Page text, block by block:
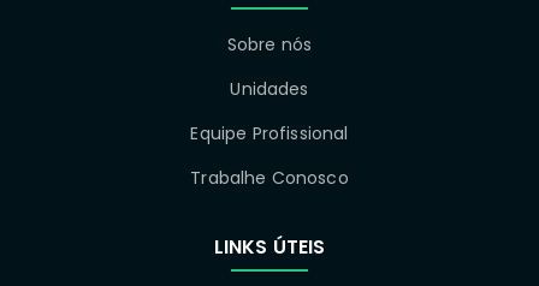
Sobre nós
Unidades
Equipe Profissional
Trabalhe Conosco
LINKS ÚTEIS